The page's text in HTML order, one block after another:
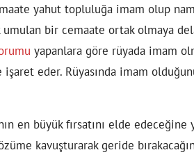
yahut topluluğa imam olup
bir cemaate ortak olmaya
yapanlara göre rüyada imam
eder. Rüyasında imam
en büyük fırsatını elde
kavuşturarak geride